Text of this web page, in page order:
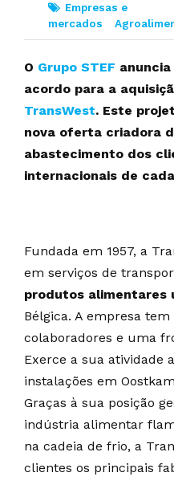
Empresas e
mercados
O Grupo STEF
acordo para a
TransWest. Este
nova oferta criadora
abastecimento dos
internacionais de
Fundada em 1957, a
em serviços de
produtos alimentares
Bélgica. A empresa
colaboradores e uma
Exerce a sua atividade
instalações em
Graças à sua posição
indústria alimentar
na cadeia de frio, a
clientes os principais